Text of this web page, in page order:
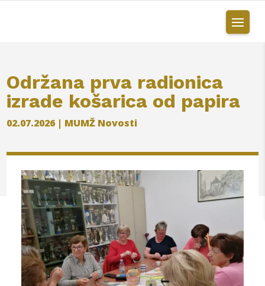
Održana prva radionica
izrade košarica od papira
02.07.2026 | MUMŽ Novosti